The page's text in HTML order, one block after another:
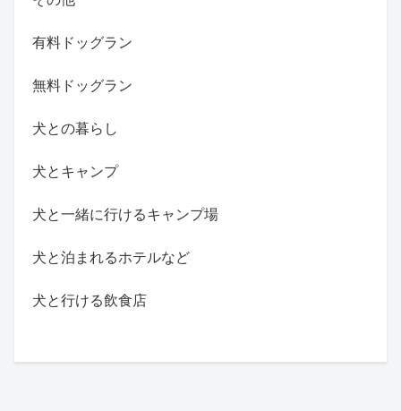
有料ドッグラン
無料ドッグラン
犬との暮らし
犬とキャンプ
犬と一緒に行けるキャンプ場
犬と泊まれるホテルなど
犬と行ける飲食店